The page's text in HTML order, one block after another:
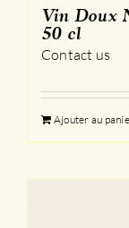
Vin Doux
50 cl
Contact us
Ajouter au